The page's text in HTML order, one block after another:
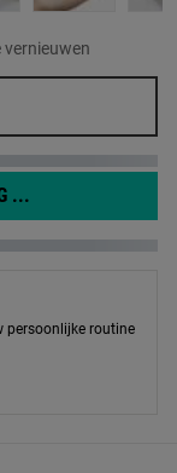
vernieuwen
is niet in voorraad, {0}
...
persoonlijke routine